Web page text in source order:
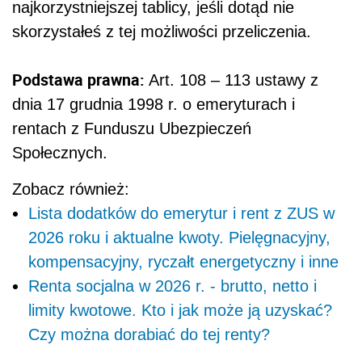
najkorzystniejszej tablicy, jeśli dotąd nie
skorzystałeś z tej możliwości przeliczenia.
Podstawa prawna: Art. 108 – 113 ustawy z
dnia 17 grudnia 1998 r. o emeryturach i
rentach z Funduszu Ubezpieczeń
Społecznych.
Zobacz również:
Lista dodatków do emerytur i rent z ZUS w
2026 roku i aktualne kwoty. Pielęgnacyjny,
kompensacyjny, ryczałt energetyczny i inne
Renta socjalna w 2026 r. - brutto, netto i
limity kwotowe. Kto i jak może ją uzyskać?
Czy można dorabiać do tej renty?